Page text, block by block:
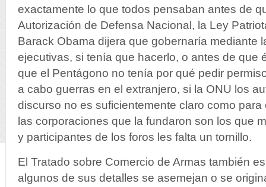
exactamente lo que todos pensaban antes de
Autorización de Defensa Nacional, la Ley
Barack Obama dijera que gobernaría mediante
ejecutivas, si tenía que hacerlo, o antes de que
que el Pentágono no tenía por qué pedir
a cabo guerras en el extranjero, si la ONU los
discurso no es suficientemente claro como
las corporaciones que la fundaron son los que
y participantes de los foros les falta un tornillo.
El Tratado sobre Comercio de Armas también
algunos de sus detalles se asemejan o se